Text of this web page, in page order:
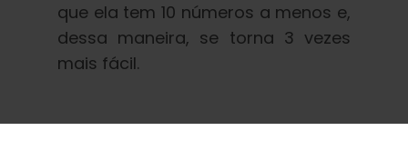
que ela tem 10 números a menos e,
dessa maneira, se torna 3 vezes
mais fácil.